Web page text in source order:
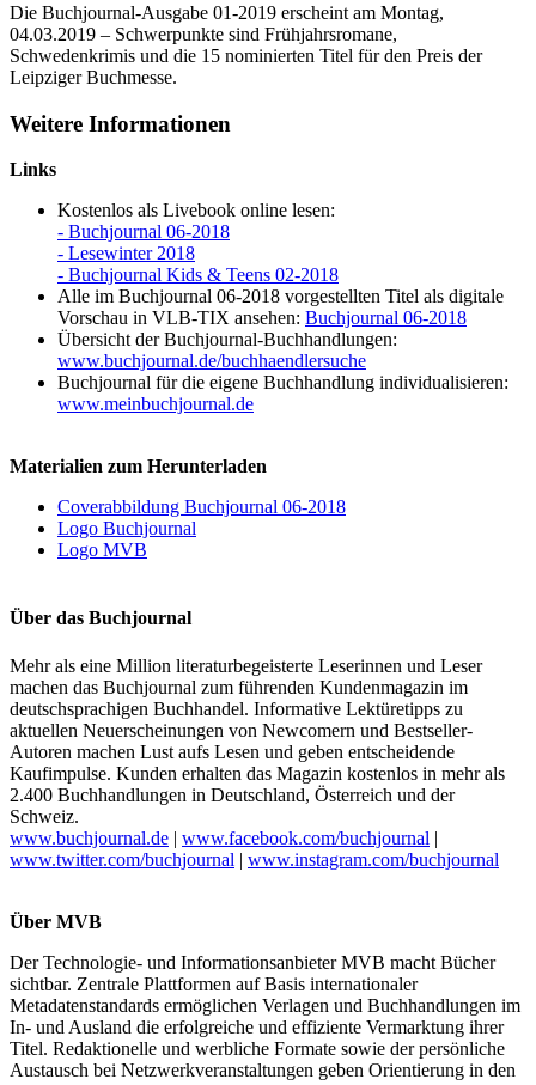
Die Buchjournal-Ausgabe 01-2019 erscheint am Montag,
04.03.2019 – Schwerpunkte sind Frühjahrsromane,
Schwedenkrimis und die 15 nominierten Titel für den Preis der
Leipziger Buchmesse.
Weitere Informationen
Links
Kostenlos als Livebook online lesen:
- Buchjournal 06-2018
- Lesewinter 2018
- Buchjournal Kids & Teens 02-2018
Alle im Buchjournal 06-2018 vorgestellten Titel als digitale
Vorschau in VLB-TIX ansehen: Buchjournal 06-2018
Übersicht der Buchjournal-Buchhandlungen:
www.buchjournal.de/buchhaendlersuche
Buchjournal für die eigene Buchhandlung individualisieren:
www.meinbuchjournal.de
Materialien zum Herunterladen
Coverabbildung Buchjournal 06-2018
Logo Buchjournal
Logo MVB
Über das Buchjournal
Mehr als eine Million literaturbegeisterte Leserinnen und Leser
machen das Buchjournal zum führenden Kundenmagazin im
deutschsprachigen Buchhandel. Informative Lektüretipps zu
aktuellen Neuerscheinungen von Newcomern und Bestseller-
Autoren machen Lust aufs Lesen und geben entscheidende
Kaufimpulse. Kunden erhalten das Magazin kostenlos in mehr als
2.400 Buchhandlungen in Deutschland, Österreich und der
Schweiz.
www.buchjournal.de | www.facebook.com/buchjournal |
www.twitter.com/buchjournal | www.instagram.com/buchjournal
Über MVB
Der Technologie- und Informationsanbieter MVB macht Bücher
sichtbar. Zentrale Plattformen auf Basis internationaler
Metadatenstandards ermöglichen Verlagen und Buchhandlungen im
In- und Ausland die erfolgreiche und effiziente Vermarktung ihrer
Titel. Redaktionelle und werbliche Formate sowie der persönliche
Austausch bei Netzwerkveranstaltungen geben Orientierung in den